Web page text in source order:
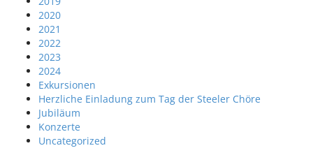
2020
2021
2022
2023
2024
Exkursionen
Herzliche Einladung zum Tag der Steeler Chöre
Jubiläum
Konzerte
Uncategorized